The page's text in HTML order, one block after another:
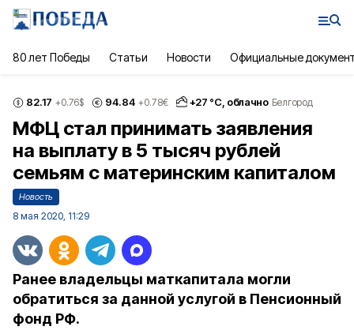
80 лет Победы Статьи Новости Официальные
82.17 +0.76$ 94.84 +0.78€ +27 °С, облачно Белгород
МФЦ стал принимать заявления
на выплату в 5 тысяч рублей
семьям с материнским капиталом
Новость
8 мая 2020, 11:29
Ранее владельцы маткапитала могли
обратиться за данной услугой в Пенсионный
фонд РФ.